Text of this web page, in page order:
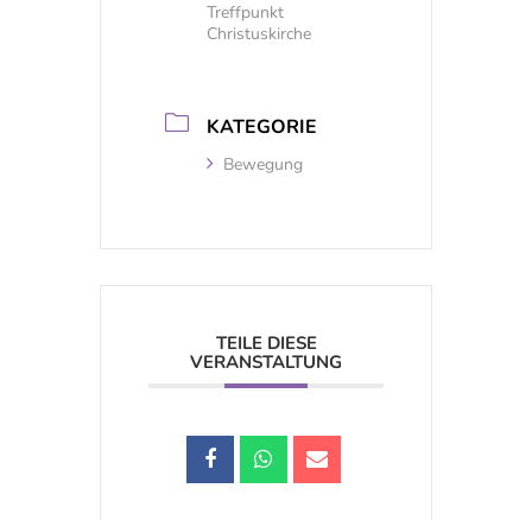
Treffpunkt
Christuskirche
KATEGORIE
Bewegung
TEILE DIESE
VERANSTALTUNG